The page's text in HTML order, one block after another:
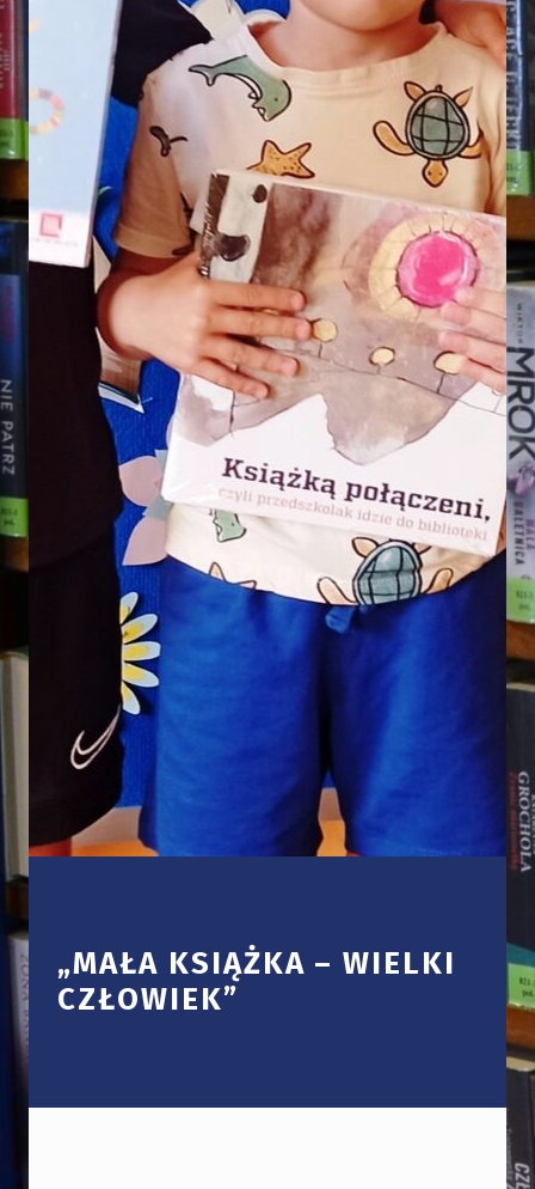
„MAŁA KSIĄŻKA – WIELKI
CZŁOWIEK”